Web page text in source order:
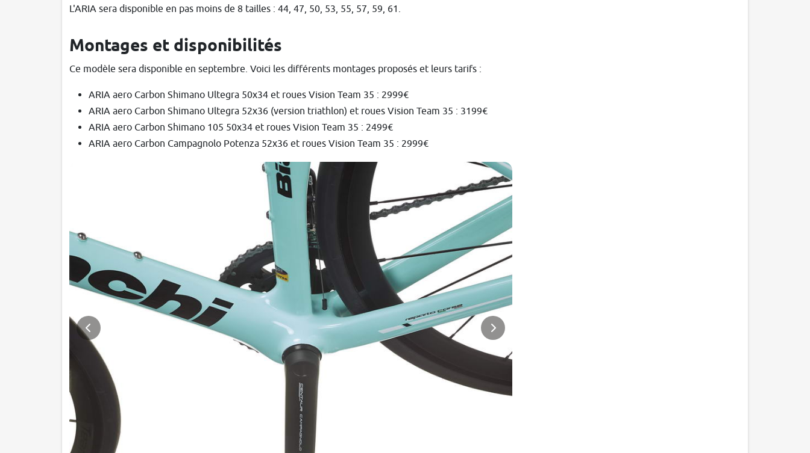
L'ARIA sera disponible en pas moins de 8 tailles : 44, 47, 50, 53, 55, 57, 59, 61.
Montages et disponibilités
Ce modèle sera disponible en septembre. Voici les différents montages proposés et leurs tarifs :
ARIA aero Carbon Shimano Ultegra 50x34 et roues Vision Team 35 : 2999€
ARIA aero Carbon Shimano Ultegra 52x36 (version triathlon) et roues Vision Team 35 : 3199€
ARIA aero Carbon Shimano 105 50x34 et roues Vision Team 35 : 2499€
ARIA aero Carbon Campagnolo Potenza 52x36 et roues Vision Team 35 : 2999€